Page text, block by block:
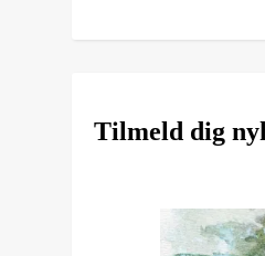
Tilmeld dig